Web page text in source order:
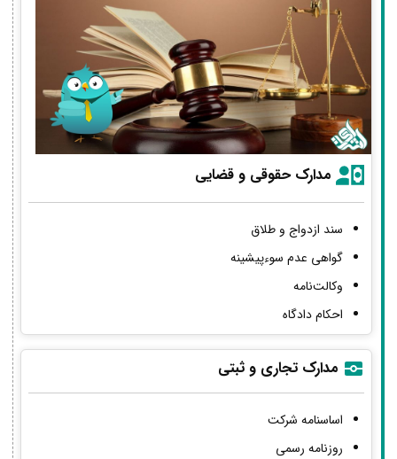
مدارک حقوقی و قضایی
سند ازدواج و طلاق
گواهی عدم سوءپیشینه
وکالت‌نامه
احکام دادگاه
مدارک تجاری و ثبتی
اساسنامه شرکت
روزنامه رسمی